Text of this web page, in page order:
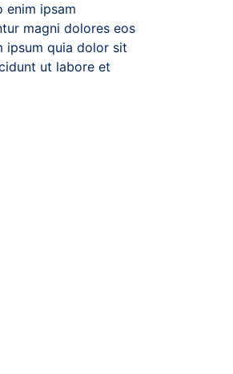
enim ipsam
magni dolores eos
ipsum quia dolor sit
ut labore et